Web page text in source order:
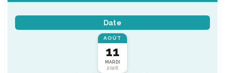
Date
AOÛT
11
MARDI
2026